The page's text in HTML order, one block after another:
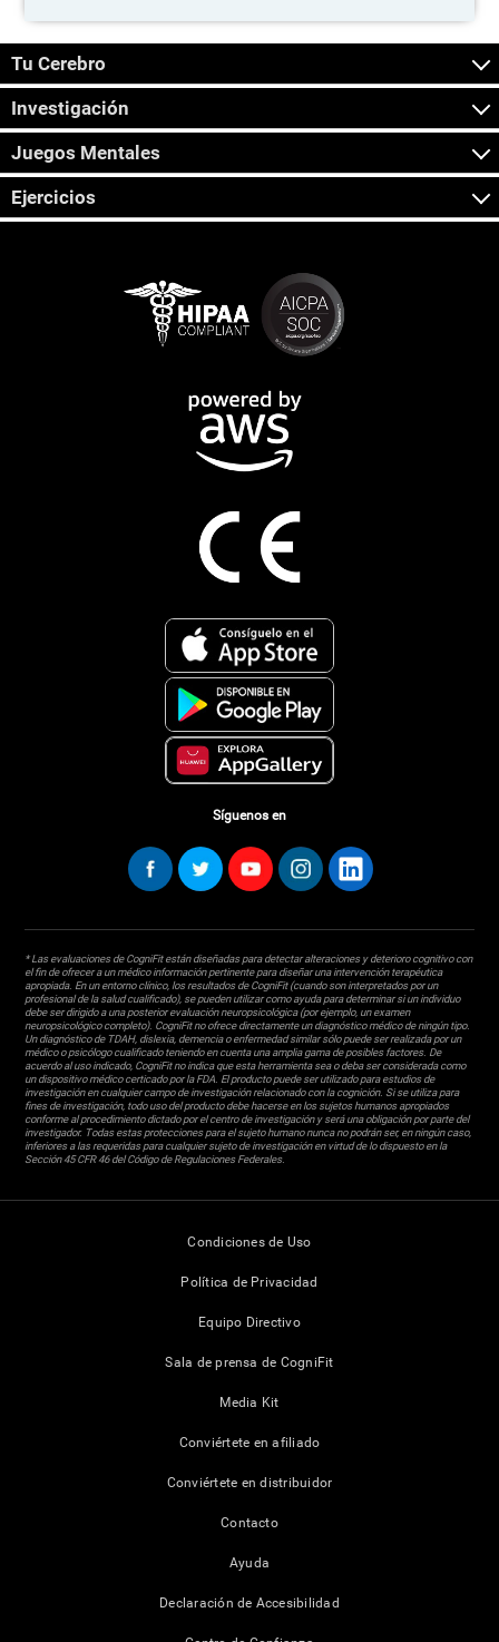
Tu Cerebro
Investigación
Juegos Mentales
Ejercicios
Síguenos en
* Las evaluaciones de CogniFit están diseñadas para detectar alteraciones y deterioro cognitivo con
el fin de ofrecer a un médico información pertinente para diseñar una intervención terapéutica
apropiada. En un entorno clínico, los resultados de CogniFit (cuando son interpretados por un
profesional de la salud cualificado), se pueden utilizar como ayuda para determinar si un individuo
debe ser dirigido a una posterior evaluación neuropsicológica (por ejemplo, un examen
neuropsicológico completo). CogniFit no ofrece directamente un diagnóstico médico de ningún tipo.
Un diagnóstico de TDAH, dislexia, demencia o enfermedad similar sólo puede ser realizada por un
médico o psicólogo cualificado teniendo en cuenta una amplia gama de posibles factores. De
acuerdo al uso indicado, CogniFit no indica que esta herramienta sea o deba ser considerada como
un dispositivo médico certicado por la FDA. El producto puede ser utilizado para estudios de
investigación en cualquier campo de investigación relacionado con la cognición. Si se utiliza para
fines de investigación, todo uso del producto debe hacerse en los sujetos humanos apropiados
conforme al procedimiento dictado por el centro de investigación y será una obligación por parte del
investigador. Todas estas protecciones para el sujeto humano nunca no podrán ser, en ningún caso,
inferiores a las requeridas para cualquier sujeto de investigación en virtud de lo dispuesto en la
Sección 45 CFR 46 del Código de Regulaciones Federales.
Condiciones de Uso
Política de Privacidad
Equipo Directivo
Sala de prensa de CogniFit
Media Kit
Conviértete en afiliado
Conviértete en distribuidor
Contacto
Ayuda
Declaración de Accesibilidad